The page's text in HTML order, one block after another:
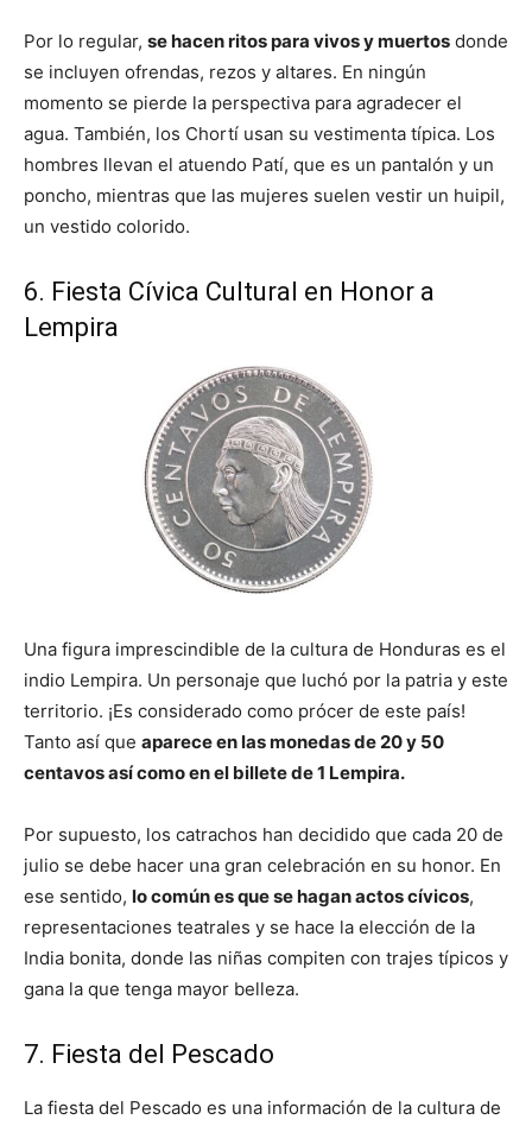
Por lo regular, se hacen ritos para vivos y muertos donde
se incluyen ofrendas, rezos y altares. En ningún
momento se pierde la perspectiva para agradecer el
agua. También, los Chortí usan su vestimenta típica. Los
hombres llevan el atuendo Patí, que es un pantalón y un
poncho, mientras que las mujeres suelen vestir un huipil,
un vestido colorido.
6. Fiesta Cívica Cultural en Honor a
Lempira
Una figura imprescindible de la cultura de Honduras es el
indio Lempira. Un personaje que luchó por la patria y este
territorio. ¡Es considerado como prócer de este país!
Tanto así que aparece en las monedas de 20 y 50
centavos así como en el billete de 1 Lempira.
Por supuesto, los catrachos han decidido que cada 20 de
julio se debe hacer una gran celebración en su honor. En
ese sentido, lo común es que se hagan actos cívicos,
representaciones teatrales y se hace la elección de la
India bonita, donde las niñas compiten con trajes típicos y
gana la que tenga mayor belleza.
7. Fiesta del Pescado
La fiesta del Pescado es una información de la cultura de